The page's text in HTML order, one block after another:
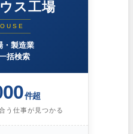
ス工場
・製造業
括検索
件超
う仕事が見つかる